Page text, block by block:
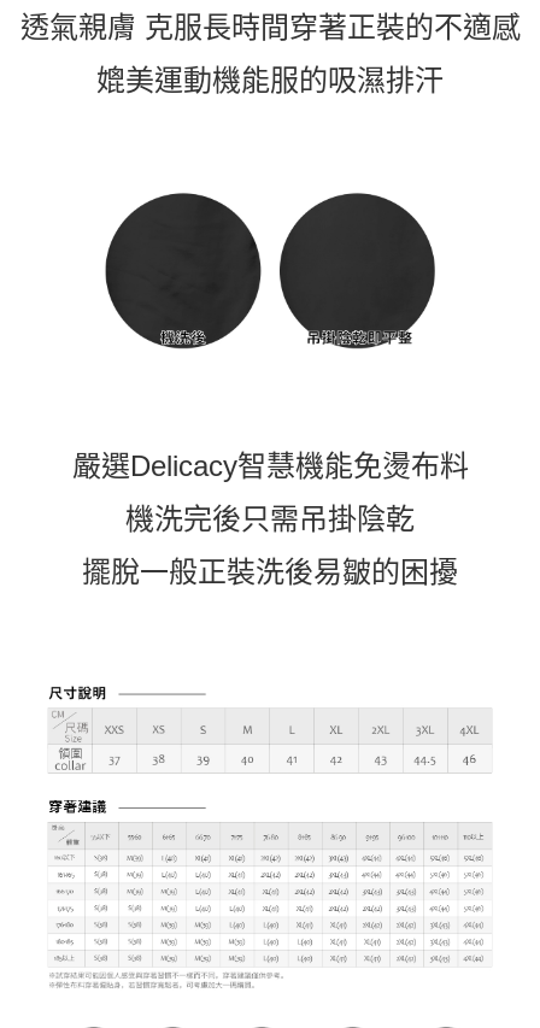
透氣親膚 克服長時間穿著正裝的不適感
媲美運動機能服的吸濕排汗
嚴選Delicacy智慧機能免燙布料
機洗完後只需吊掛陰乾
擺脫一般正裝洗後易皺的困擾